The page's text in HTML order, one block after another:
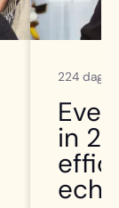
224
in